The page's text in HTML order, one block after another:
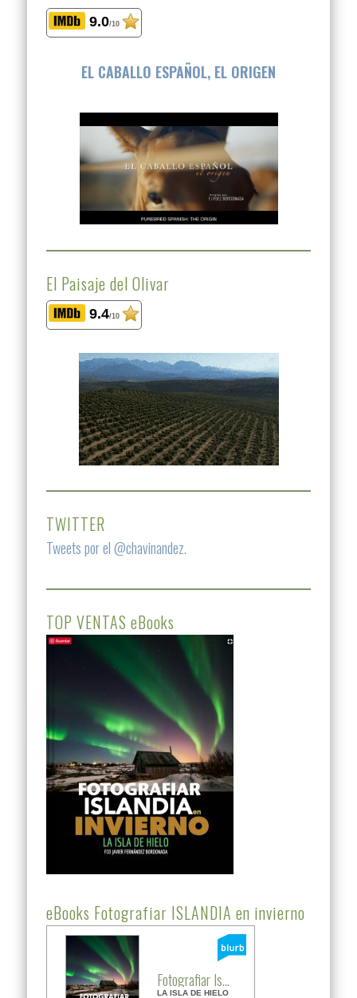
9.0/10
EL CABALLO ESPAÑOL, EL ORIGEN
El Paisaje del Olivar
9.4/10
TWITTER
Tweets por el @chavinandez.
TOP VENTAS eBooks
eBooks Fotografiar ISLANDIA en invierno
Fotografiar Is...
LA ISLA DE HIELO